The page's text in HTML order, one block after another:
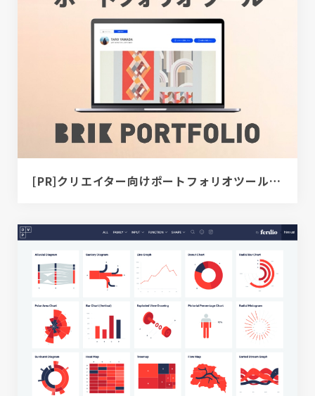
[PR]クリエイター向けポートフォリオツール｜BRIK PORTFOLIO